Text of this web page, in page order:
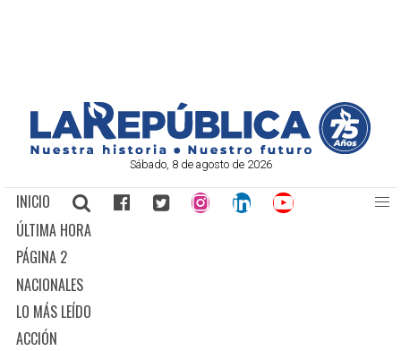
Sábado, 8 de agosto de 2026
INICIO
ÚLTIMA HORA
PÁGINA 2
NACIONALES
LO MÁS LEÍDO
ACCIÓN